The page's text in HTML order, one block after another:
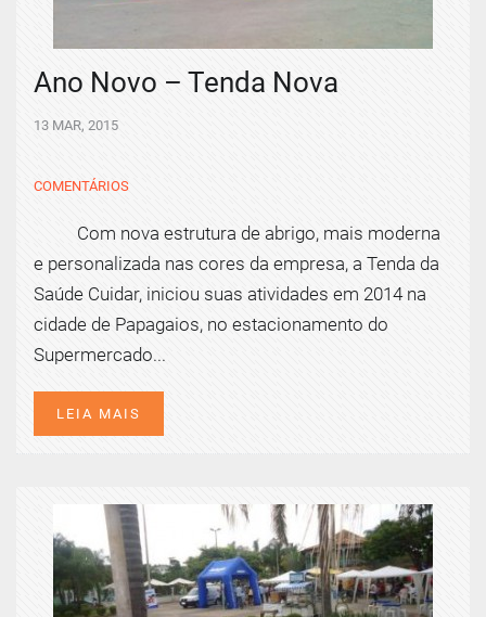
Ano Novo – Tenda Nova
13 MAR, 2015
COMENTÁRIOS
Com nova estrutura de abrigo, mais moderna
e personalizada nas cores da empresa, a Tenda da
Saúde Cuidar, iniciou suas atividades em 2014 na
cidade de Papagaios, no estacionamento do
Supermercado...
LEIA MAIS